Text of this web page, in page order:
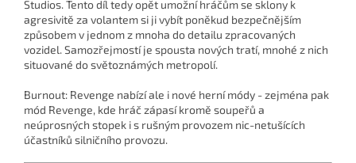
Studios. Tento díl tedy opět umožní hráčům se sklony k
agresivitě za volantem si ji vybít poněkud bezpečnějším
způsobem v jednom z mnoha do detailu zpracovaných
vozidel. Samozřejmostí je spousta nových tratí, mnohé z nich
situované do světoznámých metropolí.
Burnout: Revenge nabízí ale i nové herní módy - zejména pak
mód Revenge, kde hráč zápasí kromě soupeřů a
neúprosných stopek i s rušným provozem nic-netušících
účastníků silničního provozu.